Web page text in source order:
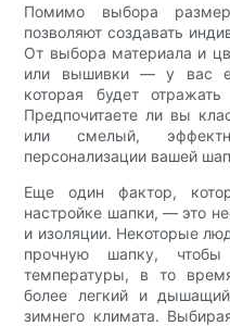
Помимо выбора
позволяют создавать
От выбора материала и
или вышивки — у вас
которая будет
Предпочитаете ли вы
или смелый,
персонализации вашей
Еще один фактор,
настройке шапки, — это
и изоляции. Некоторые
прочную шапку,
температуры, в то
более легкий и
зимнего климата.